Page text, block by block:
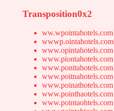
Transposition0x2
ww.wpointahotels.com
wwwp.ointahotels.com
www.opintahotels.com
www.piontahotels.com
www.ponitahotels.com
www.poitnahotels.com
www.poinathotels.com
www.pointhaotels.com
www.pointaohtels.com